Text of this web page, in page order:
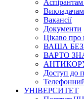
Викладачам
Вакансії
Документи
Цікаво про
ВАША
ВАРТО
Доступ до
УНІВЕРСИТЕТ